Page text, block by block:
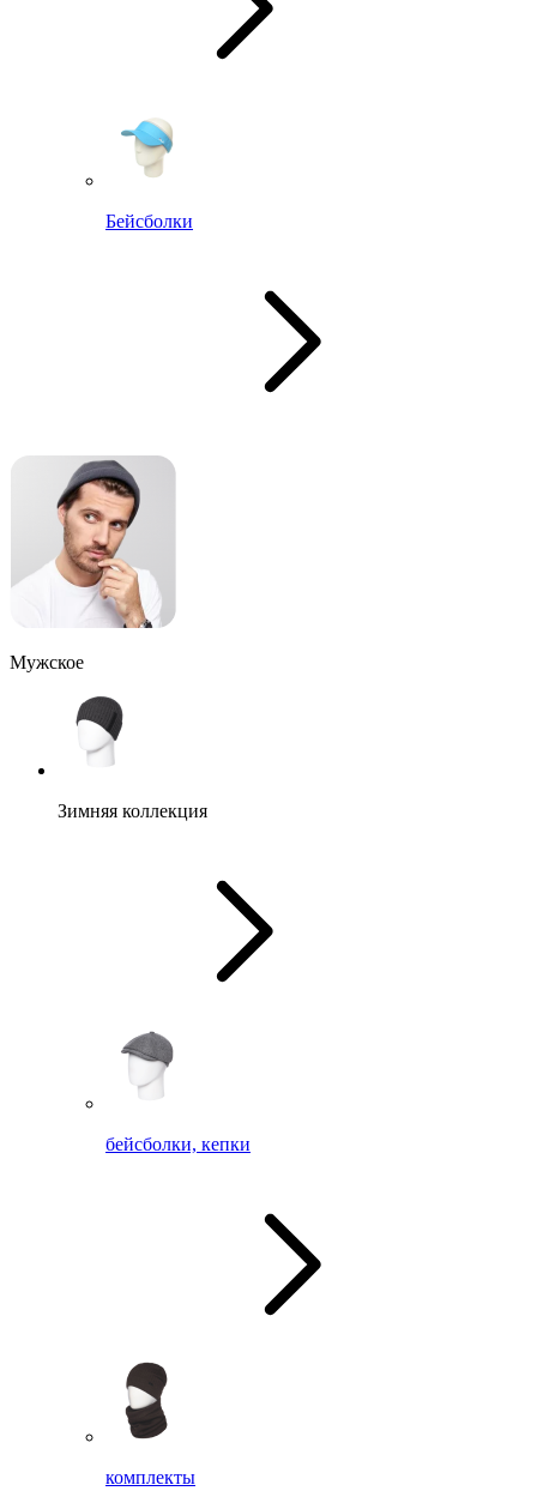
Бейсболки
Мужское
Зимняя коллекция
бейсболки, кепки
комплекты